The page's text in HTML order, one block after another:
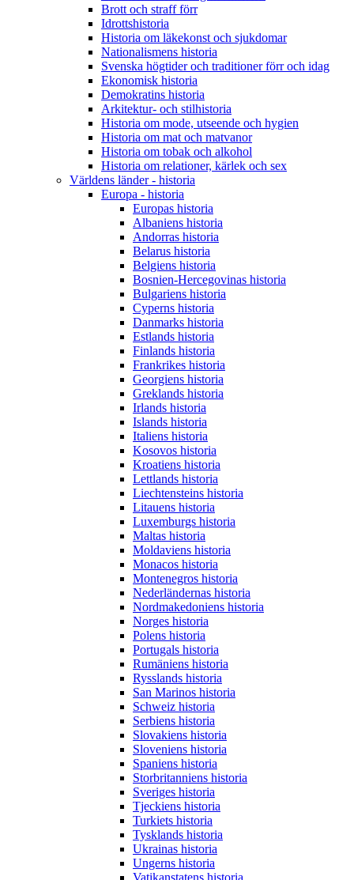
Brott och straff förr
Idrottshistoria
Historia om läkekonst och sjukdomar
Nationalismens historia
Svenska högtider och traditioner förr och idag
Ekonomisk historia
Demokratins historia
Arkitektur- och stilhistoria
Historia om mode, utseende och hygien
Historia om mat och matvanor
Historia om tobak och alkohol
Historia om relationer, kärlek och sex
Världens länder - historia
Europa - historia
Europas historia
Albaniens historia
Andorras historia
Belarus historia
Belgiens historia
Bosnien-Hercegovinas historia
Bulgariens historia
Cyperns historia
Danmarks historia
Estlands historia
Finlands historia
Frankrikes historia
Georgiens historia
Greklands historia
Irlands historia
Islands historia
Italiens historia
Kosovos historia
Kroatiens historia
Lettlands historia
Liechtensteins historia
Litauens historia
Luxemburgs historia
Maltas historia
Moldaviens historia
Monacos historia
Montenegros historia
Nederländernas historia
Nordmakedoniens historia
Norges historia
Polens historia
Portugals historia
Rumäniens historia
Rysslands historia
San Marinos historia
Schweiz historia
Serbiens historia
Slovakiens historia
Sloveniens historia
Spaniens historia
Storbritanniens historia
Sveriges historia
Tjeckiens historia
Turkiets historia
Tysklands historia
Ukrainas historia
Ungerns historia